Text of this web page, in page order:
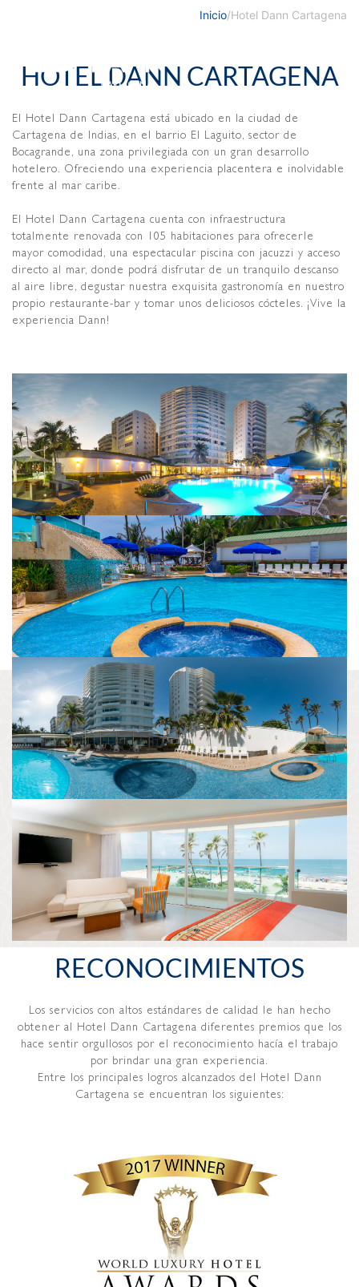
Inicio/Hotel Dann Cartagena
HOTEL DANN CARTAGENA
El Hotel Dann Cartagena está ubicado en la ciudad de
Cartagena de Indias, en el barrio El Laguito, sector de
Bocagrande, una zona privilegiada con un gran desarrollo
hotelero. Ofreciendo una experiencia placentera e inolvidable
frente al mar caribe.
El Hotel Dann Cartagena cuenta con infraestructura
totalmente renovada con 105 habitaciones para ofrecerle
mayor comodidad, una espectacular piscina con jacuzzi y acceso
directo al mar, donde podrá disfrutar de un tranquilo descanso
al aire libre, degustar nuestra exquisita gastronomía en nuestro
propio restaurante-bar y tomar unos deliciosos cócteles. ¡Vive la
experiencia Dann!
RECONOCIMIENTOS
Los servicios con altos estándares de calidad le han hecho
obtener al Hotel Dann Cartagena diferentes premios que los
hace sentir orgullosos por el reconocimiento hacía el trabajo
por brindar una gran experiencia.
Entre los principales logros alcanzados del Hotel Dann
Cartagena se encuentran los siguientes: